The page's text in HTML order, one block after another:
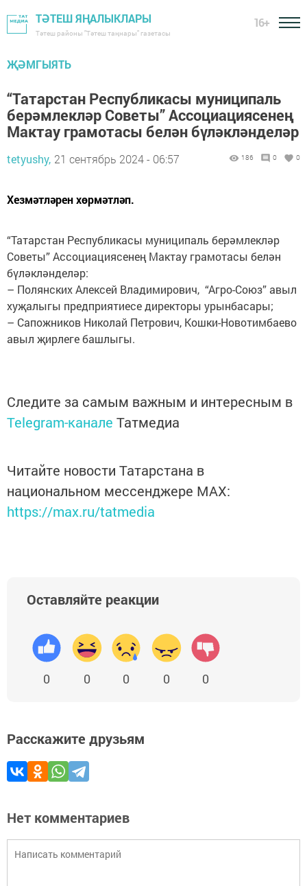
ТӘТЕШ ЯҢАЛЫКЛАРЫ
Тәтеш районы "Тәтеш таңнары" газетасы
16+
ҖӘМГЫЯТЬ
“Татарстан Республикасы муниципаль
берәмлекләр Советы” Ассоциациясенең
Мактау грамотасы белән бүләкләнделәр
tetyushy, 21 сентябрь 2024 - 06:57 186 0 0
Хезмәтләрен хөрмәтләп.
“Татарстан Республикасы муниципаль берәмлекләр
Советы” Ассоциациясенең Мактау грамотасы белән
бүләкләнделәр:
– Полянских Алексей Владимирович, “Агро-Союз” авыл
хуҗалыгы предприятиесе директоры урынбасары;
– Сапожников Николай Петрович, Кошки-Новотимбаево
авыл җирлеге башлыгы.
Следите за самым важным и интересным в
Telegram-канале Татмедиа
Читайте новости Татарстана в
национальном мессенджере MАХ:
https://max.ru/tatmedia
Оставляйте реакции
0 0 0 0 0
Расскажите друзьям
Нет комментариев